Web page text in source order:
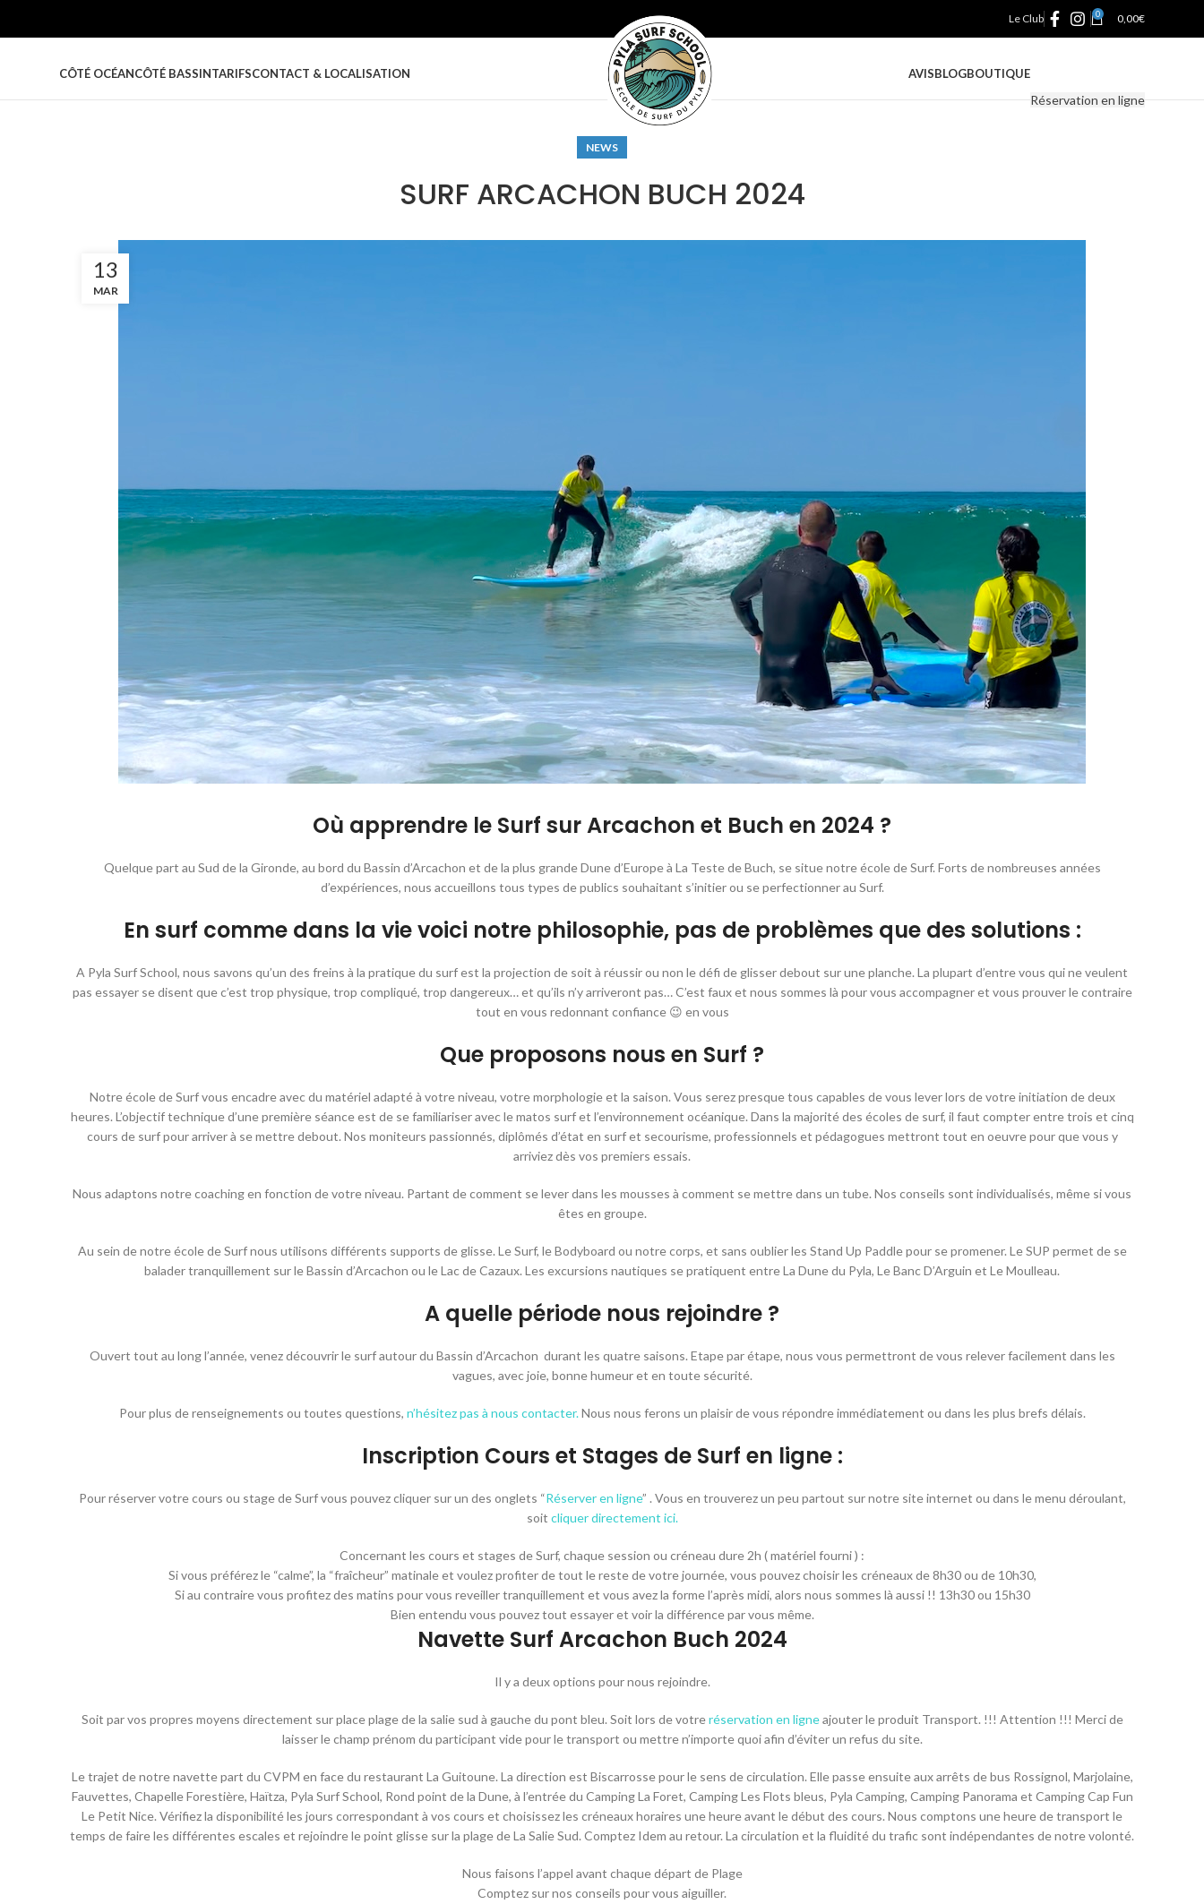
Le Club 0 0,00€
CÔTÉ OCÉANCÔTÉ BASSINTARIFSCONTACT & LOCALISATION AVISBLOGBOUTIQUE
Réservation en ligne
NEWS
SURF ARCACHON BUCH 2024
13
MAR
Où apprendre le Surf sur Arcachon et Buch en 2024 ?
Quelque part au Sud de la Gironde, au bord du Bassin d’Arcachon et de la plus grande Dune d’Europe à La Teste de Buch, se situe notre école de Surf. Forts de nombreuses années
d’expériences, nous accueillons tous types de publics souhaitant s’initier ou se perfectionner au Surf.
En surf comme dans la vie voici notre philosophie, pas de problèmes que des solutions :
A Pyla Surf School, nous savons qu’un des freins à la pratique du surf est la projection de soit à réussir ou non le défi de glisser debout sur une planche. La plupart d’entre vous qui ne veulent
pas essayer se disent que c’est trop physique, trop compliqué, trop dangereux… et qu’ils n’y arriveront pas… C’est faux et nous sommes là pour vous accompagner et vous prouver le contraire
tout en vous redonnant confiance 😉 en vous
Que proposons nous en Surf ?
Notre école de Surf vous encadre avec du matériel adapté à votre niveau, votre morphologie et la saison. Vous serez presque tous capables de vous lever lors de votre initiation de deux
heures. L’objectif technique d’une première séance est de se familiariser avec le matos surf et l’environnement océanique. Dans la majorité des écoles de surf, il faut compter entre trois et cinq
cours de surf pour arriver à se mettre debout. Nos moniteurs passionnés, diplômés d’état en surf et secourisme, professionnels et pédagogues mettront tout en oeuvre pour que vous y
arriviez dès vos premiers essais.
Nous adaptons notre coaching en fonction de votre niveau. Partant de comment se lever dans les mousses à comment se mettre dans un tube. Nos conseils sont individualisés, même si vous
êtes en groupe.
Au sein de notre école de Surf nous utilisons différents supports de glisse. Le Surf, le Bodyboard ou notre corps, et sans oublier les Stand Up Paddle pour se promener. Le SUP permet de se
balader tranquillement sur le Bassin d’Arcachon ou le Lac de Cazaux. Les excursions nautiques se pratiquent entre La Dune du Pyla, Le Banc D’Arguin et Le Moulleau.
A quelle période nous rejoindre ?
Ouvert tout au long l’année, venez découvrir le surf autour du Bassin d’Arcachon durant les quatre saisons. Etape par étape, nous vous permettront de vous relever facilement dans les
vagues, avec joie, bonne humeur et en toute sécurité.
Pour plus de renseignements ou toutes questions, n’hésitez pas à nous contacter.Nous nous ferons un plaisir de vous répondre immédiatement ou dans les plus brefs délais.
Inscription Cours et Stages de Surf en ligne :
Pour réserver votre cours ou stage de Surf vous pouvez cliquer sur un des onglets “Réserver en ligne” . Vous en trouverez un peu partout sur notre site internet ou dans le menu déroulant,
soit cliquer directement ici.
Concernant les cours et stages de Surf, chaque session ou créneau dure 2h ( matériel fourni ) :
Si vous préférez le “calme”, la “fraîcheur” matinale et voulez profiter de tout le reste de votre journée, vous pouvez choisir les créneaux de 8h30 ou de 10h30,
Si au contraire vous profitez des matins pour vous reveiller tranquillement et vous avez la forme l’après midi, alors nous sommes là aussi !! 13h30 ou 15h30
Bien entendu vous pouvez tout essayer et voir la différence par vous même.
Navette Surf Arcachon Buch 2024
Il y a deux options pour nous rejoindre.
Soit par vos propres moyens directement sur place plage de la salie sud à gauche du pont bleu. Soit lors de votreréservation en ligneajouter le produit Transport. !!! Attention !!! Merci de
laisser le champ prénom du participant vide pour le transport ou mettre n’importe quoi afin d’éviter un refus du site.
Le trajet de notre navette part du CVPM en face du restaurant La Guitoune. La direction est Biscarrosse pour le sens de circulation. Elle passe ensuite aux arrêts de bus Rossignol, Marjolaine,
Fauvettes, Chapelle Forestière, Haïtza, Pyla Surf School, Rond point de la Dune, à l’entrée du Camping La Foret, Camping Les Flots bleus, Pyla Camping, Camping Panorama et Camping Cap Fun
Le Petit Nice. Vérifiez la disponibilité les jours correspondant à vos cours et choisissez les créneaux horaires une heure avant le début des cours. Nous comptons une heure de transport le
temps de faire les différentes escales et rejoindre le point glisse sur la plage de La Salie Sud. Comptez Idem au retour. La circulation et la fluidité du trafic sont indépendantes de notre volonté.
Nous faisons l’appel avant chaque départ de Plage
Comptez sur nos conseils pour vous aiguiller.